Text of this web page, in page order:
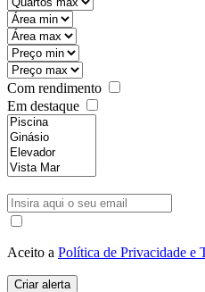
Com rendimento
Em destaque
Aceito a Política de Privacidade e